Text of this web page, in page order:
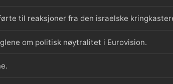
til reaksjoner fra den israelske
om politisk nøytralitet i Eurovision.